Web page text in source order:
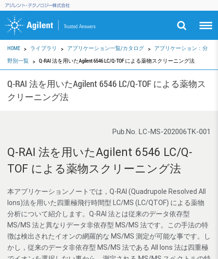
HOME ライブラリ アプリケーション一覧/カタログ
アプリケーション：分
野別一覧
Q-RAI 法を用いたAgilent 6546 LC/Q-TOF による薬物スクリーニング法
Q-RAI 法を用いたAgilent 6546 LC/Q-TOF による薬物ス
クリーニング法
Pub.No. LC-MS-202006TK-001
Q-RAI 法を用いたAgilent 6546 LC/Q-
TOF による薬物スクリーニング法
本アプリケーションノートでは，Q-RAI (Quadrupole Resolved All
Ions)法を用いた四重極飛行時間型 LC/MS (LC/QTOF) による薬物
分析について紹介します。Q-RAI 法とは従来のデータ依存型
MS/MS 法と異なりデータ非依存型 MS/MS 法です。この手法の特
徴は検出されたイオンの網羅的な MS/MS 測定が可能な事です。し
かし，従来のデータ非依存型 MS/MS 法である All Ions 法は四重極